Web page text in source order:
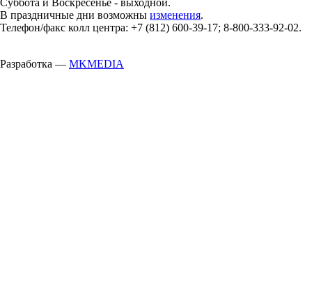
Суббота и Воскресенье - выходной.
В праздничные дни возможны изменения.
Телефон/факс колл центра: +7 (812) 600-39-17; 8-800-333-92-02.
Разработка — MKMEDIA